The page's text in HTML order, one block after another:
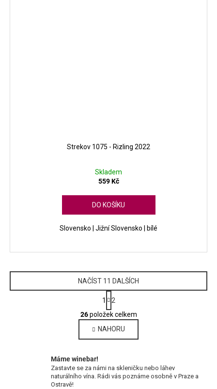
Strekov 1075 - Rizling 2022
Skladem
559 Kč
DO KOŠÍKU
Slovensko | Jižní Slovensko | bílé
O
v
l
á
c
NAČÍST 11 DALŠÍCH
S
t
r
á
n
k
á
n
1
2
26položek celkem
NAHORU
Máme winebar!
Zastavte se za námi na skleničku nebo láhev
naturálního vína. Rádi vás poznáme osobně v Praze a
Ostravě!